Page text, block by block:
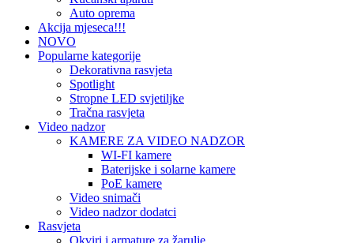
Auto oprema
Akcija mjeseca!!!
NOVO
Popularne kategorije
Dekorativna rasvjeta
Spotlight
Stropne LED svjetiljke
Tračna rasvjeta
Video nadzor
KAMERE ZA VIDEO NADZOR
WI-FI kamere
Baterijske i solarne kamere
PoE kamere
Video snimači
Video nadzor dodatci
Rasvjeta
Okviri i armature za žarulje